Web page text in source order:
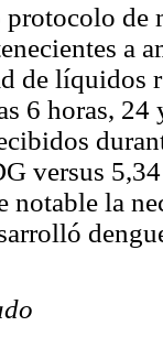
de
a
de líquidos
6 horas,
versus
notable la